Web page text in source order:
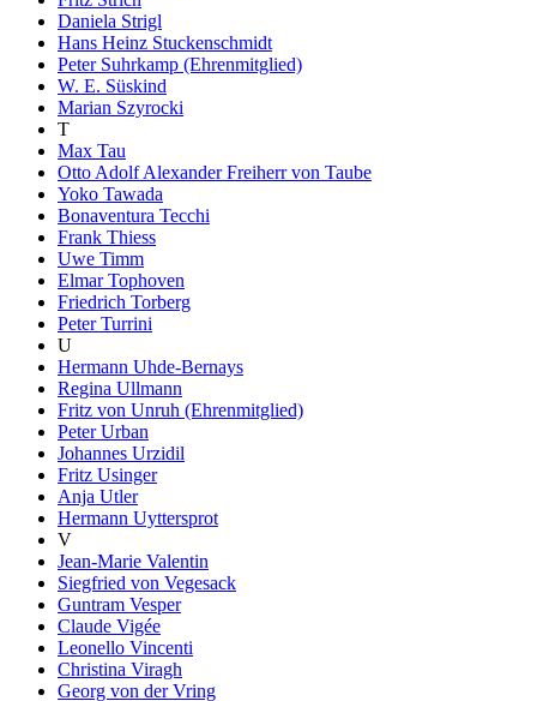
Daniela Strigl
Hans Heinz Stuckenschmidt
Peter Suhrkamp (Ehrenmitglied)
W. E. Süskind
Marian Szyrocki
T
Max Tau
Otto Adolf Alexander Freiherr von Taube
Yoko Tawada
Bonaventura Tecchi
Frank Thiess
Uwe Timm
Elmar Tophoven
Friedrich Torberg
Peter Turrini
U
Hermann Uhde-Bernays
Regina Ullmann
Fritz von Unruh (Ehrenmitglied)
Peter Urban
Johannes Urzidil
Fritz Usinger
Anja Utler
Hermann Uyttersprot
V
Jean-Marie Valentin
Siegfried von Vegesack
Guntram Vesper
Claude Vigée
Leonello Vincenti
Christina Viragh
Georg von der Vring